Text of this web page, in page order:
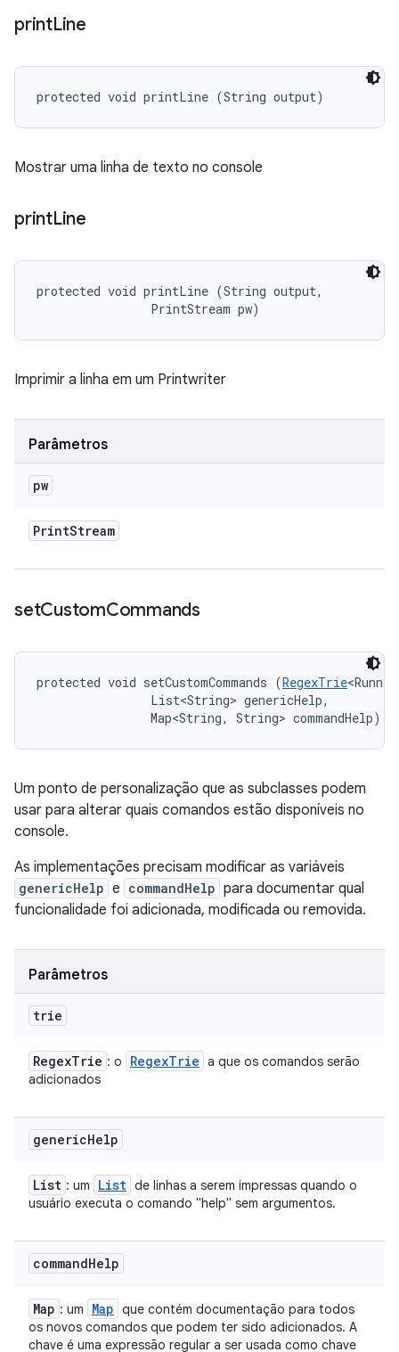
printLine
protected void printLine (String output)
Mostrar uma linha de texto no console
printLine
protected void printLine (String output,
                PrintStream pw)
Imprimir a linha em um Printwriter
Parâmetros
pw
PrintStream
setCustomCommands
protected void setCustomCommands (RegexTrie
                List<String> genericHelp,
                Map<String, String> commandHelp)
Um ponto de personalização que as subclasses podem
usar para alterar quais comandos estão disponíveis no
console.
As implementações precisam modificar as variáveis
genericHelp e commandHelp para documentar qual
funcionalidade foi adicionada, modificada ou removida.
Parâmetros
trie
RegexTrie : o RegexTrie a que os comandos serão
adicionados
genericHelp
List : um List de linhas a serem impressas quando o
usuário executa o comando "help" sem argumentos.
commandHelp
Map : um Map que contém documentação para todos
os novos comandos que podem ter sido adicionados. A
chave é uma expressão regular a ser usada como chave